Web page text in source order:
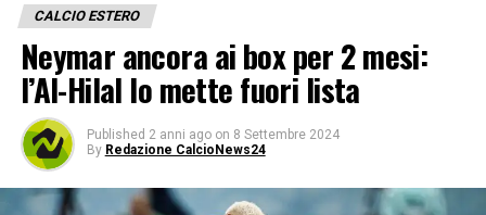
CALCIO ESTERO
Neymar ancora ai box per 2 mesi:
l’Al-Hilal lo mette fuori lista
Published 2 anni ago on 8 Settembre 2024
By Redazione CalcioNews24